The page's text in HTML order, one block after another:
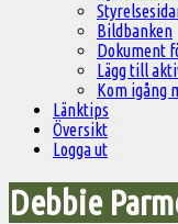
Bildbanken
Dokument
Lägg till
Kom igång
Länktips
Översikt
Logga ut
Debbie